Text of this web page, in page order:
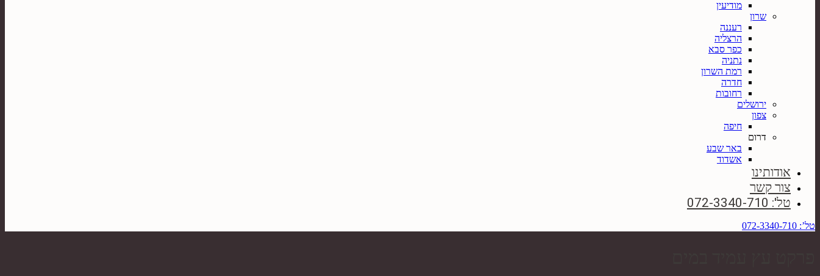
מודיעין
שרון
רעננה
הרצליה
כפר סבא
נתניה
רמת השרון
חדרה
רחובות
ירושלים
צפון
חיפה
דרום
באר שבע
אשדוד
אודותינו
צור קשר
טל': 072-3340-710
טל’: 072-3340-710